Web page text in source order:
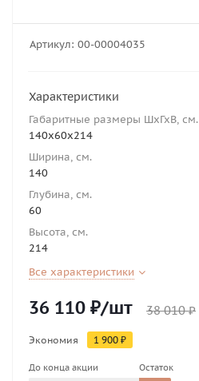
Артикул: 00-00004035
Характеристики
Габаритные размеры ШхГхВ, см.
140х60х214
Ширина, см.
140
Глубина, см.
60
Высота, см.
214
Все характеристики
36 110 ₽/шт 38 010₽
Экономия 1 900 ₽
До конца акции Остаток